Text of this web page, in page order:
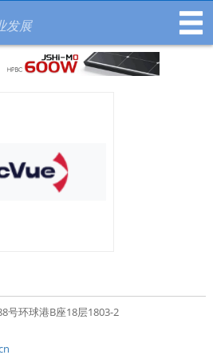
发展
号环球港B座18层1803-2